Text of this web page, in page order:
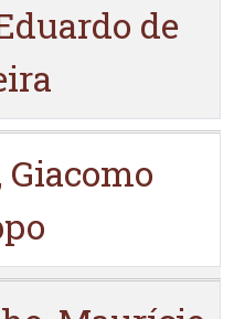
de
Giacomo